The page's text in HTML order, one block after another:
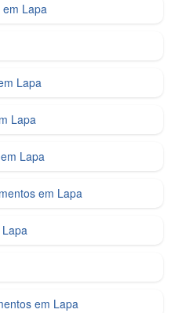
em Lapa
Lapa
Lapa
Lapa
em Lapa
em Lapa